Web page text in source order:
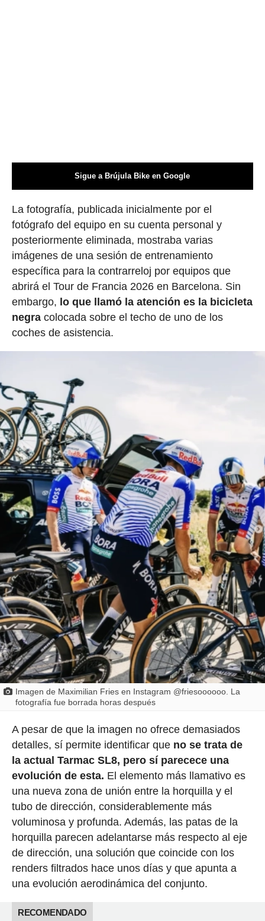
Sigue a Brújula Bike en Google
La fotografía, publicada inicialmente por el
fotógrafo del equipo en su cuenta personal y
posteriormente eliminada, mostraba varias
imágenes de una sesión de entrenamiento
específica para la contrarreloj por equipos que
abrirá el Tour de Francia 2026 en Barcelona. Sin
embargo, lo que llamó la atención es la bicicleta
negra colocada sobre el techo de uno de los
coches de asistencia.
Imagen de Maximilian Fries en Instagram @friesoooooo. La
fotografía fue borrada horas después
A pesar de que la imagen no ofrece demasiados
detalles, sí permite identificar que no se trata de
la actual Tarmac SL8, pero sí parecece una
evolución de esta. El elemento más llamativo es
una nueva zona de unión entre la horquilla y el
tubo de dirección, considerablemente más
voluminosa y profunda. Además, las patas de la
horquilla parecen adelantarse más respecto al eje
de dirección, una solución que coincide con los
renders filtrados hace unos días y que apunta a
una evolución aerodinámica del conjunto.
RECOMENDADO